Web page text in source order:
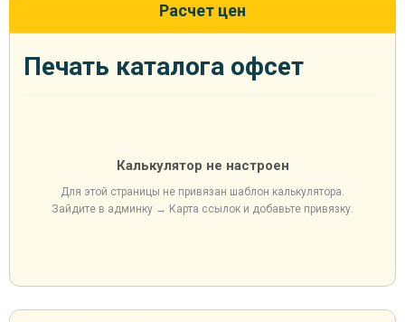
Расчет цен
Печать каталога офсет
Калькулятор не настроен
Для этой страницы не привязан шаблон калькулятора.
Зайдите в админку → Карта ссылок и добавьте привязку.